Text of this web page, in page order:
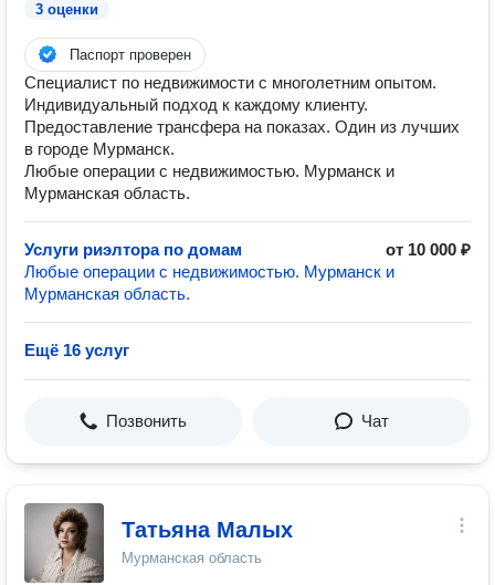
3 оценки
Паспорт проверен
Специалист по недвижимости с многолетним опытом.
Индивидуальный подход к каждому клиенту.
Предоставление трансфера на показах. Один из лучших
в городе Мурманск.
Любые операции с недвижимостью. Мурманск и
Мурманская область.
Услуги риэлтора по домам
от 10 000 ₽
Любые операции с недвижимостью. Мурманск и
Мурманская область.
Ещё 16 услуг
Позвонить Чат
Татьяна Малых
Мурманская область